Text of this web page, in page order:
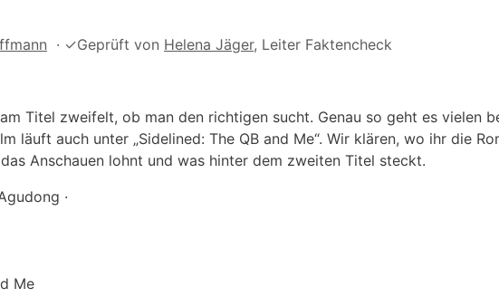
· ✓Geprüft von Helena Jäger, Leiter Faktencheck
Titel zweifelt, ob man den richtigen sucht. Genau so geht es vielen
läuft auch unter „Sidelined: The QB and Me“. Wir klären, wo ihr die
Anschauen lohnt und was hinter dem zweiten Titel steckt.
·
Me